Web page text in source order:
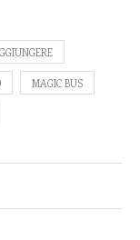
MAGIC BUS